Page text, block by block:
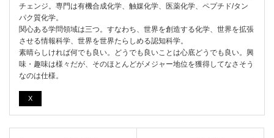
チェンジ。専門は有機合成化学、触媒化学、医薬化学、ペプチド/タン
パク質化学。
関心ある学問領域は三つ。すなわち、世界を創造する化学、世界を拡張
させる情報科学、世界を世界たらしめる認知科学。
素晴らしければ何でも良い。どうでも良いことは心底どうでも良い。興
味・趣味は様々だが、そのほとんどがメジャー地位を獲得してなさそう
なのは仕様。
X